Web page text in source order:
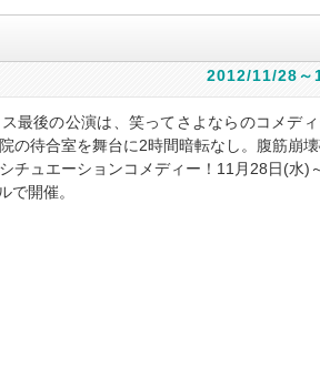
2012/11/28～
最後の公演は、笑ってさよならのコメデ
の待合室を舞台に2時間暗転なし。腹筋崩
チュエーションコメディー！11月28日(水)
で開催。